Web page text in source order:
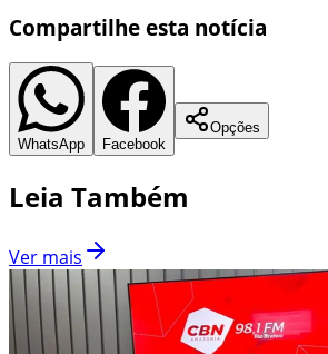
Compartilhe esta notícia
WhatsApp Facebook
Opções
Leia Também
Ver mais